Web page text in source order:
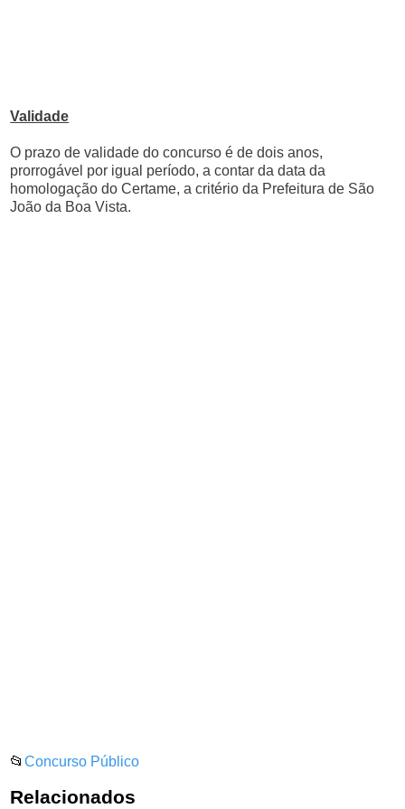
Validade
O prazo de validade do concurso é de dois anos,
prorrogável por igual período, a contar da data da
homologação do Certame, a critério da Prefeitura de São
João da Boa Vista.
📂Concurso Público
Relacionados